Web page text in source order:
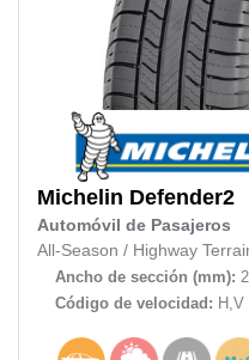
Michelin Defender2
Automóvil de Pasajeros
All-Season / Highway
Ancho de sección (mm):
Código de velocidad: H,V